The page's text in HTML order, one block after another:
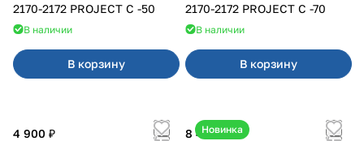
2170-2172 PROJECT С -50
В наличии
В корзину
2170-2172 PROJECT С -70
В наличии
В корзину
4 900 ₽
Новинка
8 400 ₽